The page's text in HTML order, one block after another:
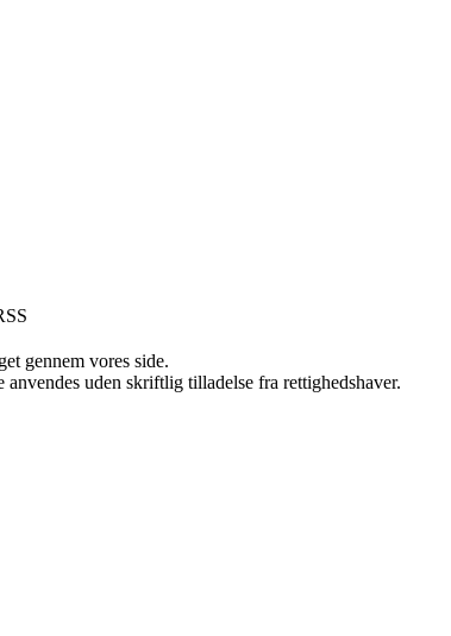
gennem vores side.
uden skriftlig tilladelse fra rettighedshaver.